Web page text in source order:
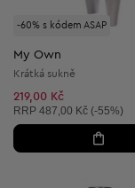
-60% s kódem ASAP
My Own
Krátká sukně
219,00 Kč
Doporučená cena:
RRP 487,00 Kč (-55%)